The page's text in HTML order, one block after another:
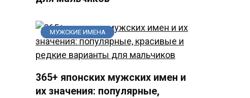
МУЖСКИЕ ИМЕНА
365+ японских мужских имен и
их значения: популярные,